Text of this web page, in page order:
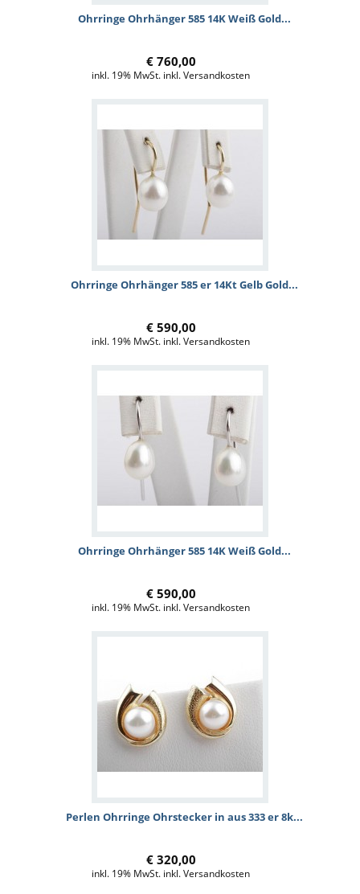
Ohrringe Ohrhänger 585 14K Weiß Gold...
€ 760,00
inkl. 19% MwSt. inkl. Versandkosten
Ohrringe Ohrhänger 585 er 14Kt Gelb Gold...
€ 590,00
inkl. 19% MwSt. inkl. Versandkosten
Ohrringe Ohrhänger 585 14K Weiß Gold...
€ 590,00
inkl. 19% MwSt. inkl. Versandkosten
Perlen Ohrringe Ohrstecker in aus 333 er 8k...
€ 320,00
inkl. 19% MwSt. inkl. Versandkosten